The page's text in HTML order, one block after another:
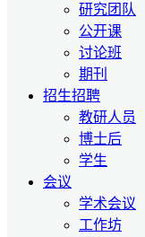
研究团队
公开课
讨论班
期刊
招生招聘
教研人员
博士后
学生
会议
学术会议
工作坊